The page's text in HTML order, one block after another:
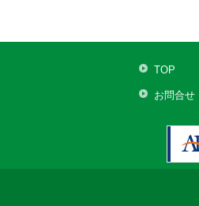
TOP
お問合せ